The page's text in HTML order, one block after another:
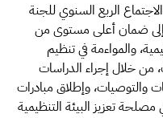
الربع السنوي للجنة
إلى ضمان أعلى مستوى من
والمواءمة في تنظيم
من خلال إجراء الدراسات
والتوصيات، وإطلاق مبادرات
تعزيز البيئة التنظيمية